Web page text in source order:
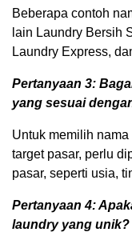
Beberapa contoh
lain Laundry Bersih
Laundry Express,
Pertanyaan 3:
yang sesuai
Untuk memilih
target pasar, perlu
pasar, seperti usia,
Pertanyaan 4:
laundry yang unik?